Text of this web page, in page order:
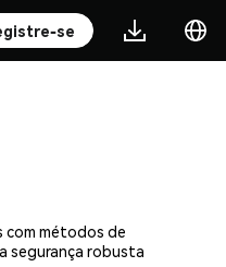
se
com métodos de
segurança robusta